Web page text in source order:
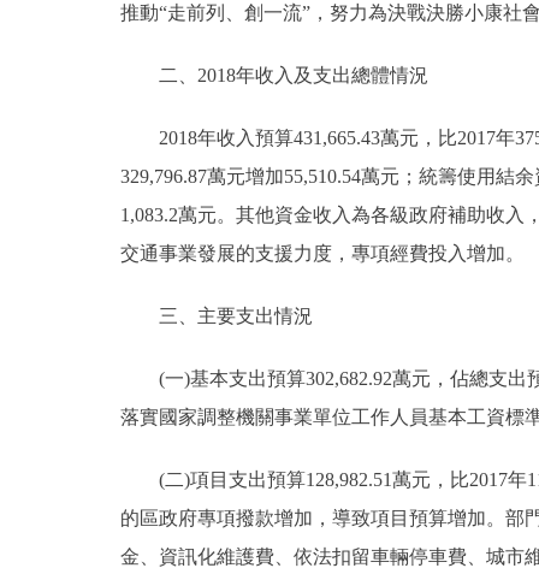
推動“走前列、創一流”，努力為決戰決勝小康社
二、2018年收入及支出總體情況
2018年收入預算431,665.43萬元，比2017年
329,796.87萬元增加55,510.54萬元；統籌使用結
1,083.2萬元。其他資金收入為各級政府補助收
交通事業發展的支援力度，專項經費投入增加。
三、主要支出情況
(一)基本支出預算302,682.92萬元，佔總支出預
落實國家調整機關事業單位工作人員基本工資標
(二)項目支出預算128,982.51萬元，比2017年
的區政府專項撥款增加，導致項目預算增加。部
金、資訊化維護費、依法扣留車輛停車費、城市